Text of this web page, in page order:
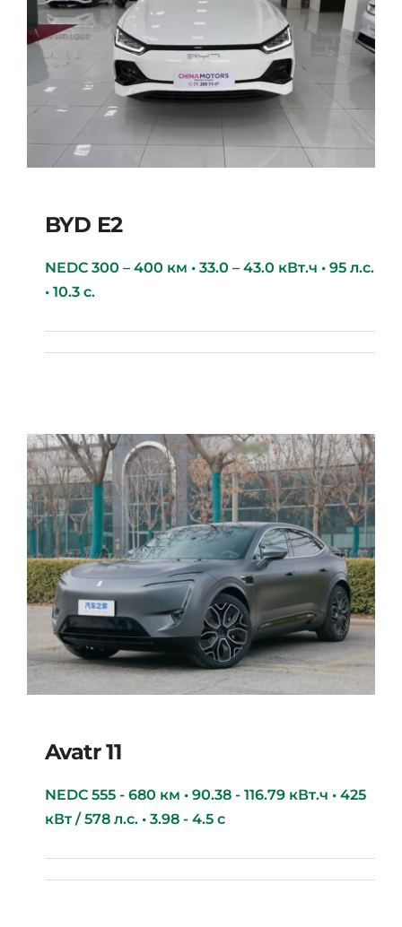
BYD E2
NEDC 300 – 400 км • 33.0 – 43.0 кВт.ч • 95 л.с.
• 10.3 с.
Avatr 11
Avatr 11
NEDC 555 - 680 км • 90.38 - 116.79 кВт.ч • 425
кВт / 578 л.с. • 3.98 - 4.5 с